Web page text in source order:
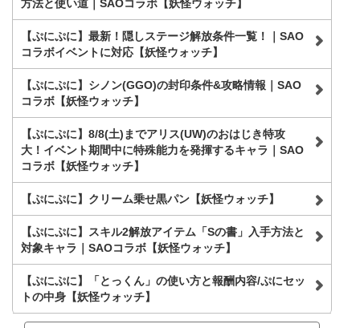
方法と使い道｜SAOコラボ【妖怪ウォッチ】
【ぷにぷに】最新！隠しステージ解放条件一覧！｜SAO
コラボイベントに対応【妖怪ウォッチ】
【ぷにぷに】シノン(GGO)の封印条件&攻略情報｜SAO
コラボ【妖怪ウォッチ】
【ぷにぷに】8/8(土)までアリス(UW)のおはじき特攻
大！イベント期間中に特殊能力を発揮するキャラ｜SAO
コラボ【妖怪ウォッチ】
【ぷにぷに】クリーム乗せ黒パン【妖怪ウォッチ】
【ぷにぷに】スキル2解放アイテム「Sの書」入手方法と
対象キャラ｜SAOコラボ【妖怪ウォッチ】
【ぷにぷに】「とっくん」の使い方と報酬内容/ぷにセッ
トの中身【妖怪ウォッチ】